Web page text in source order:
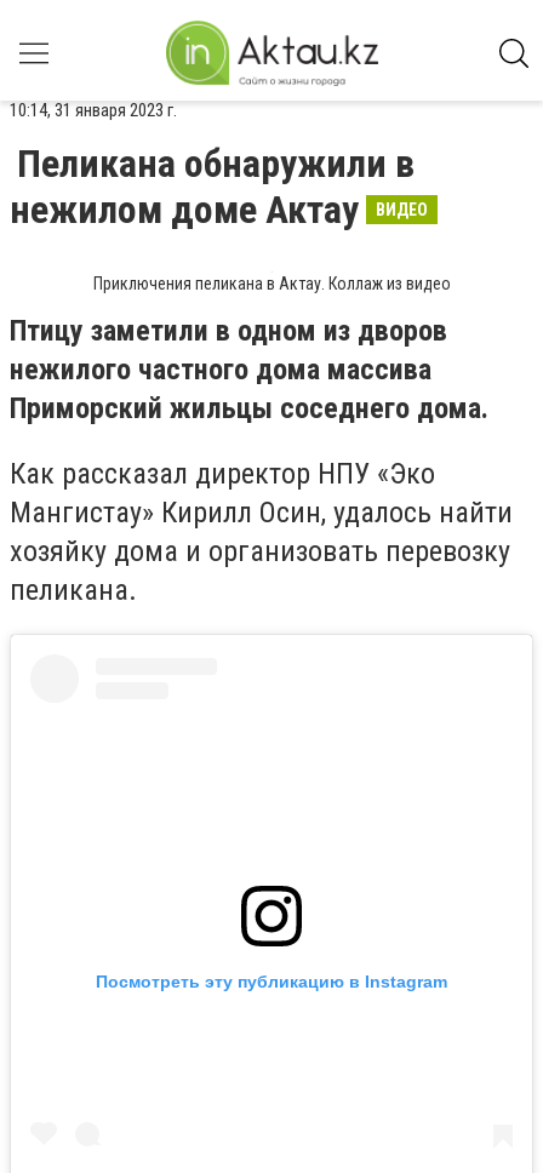
10:14, 31 января 2023 г.
Пеликана обнаружили в
нежилом доме Актау
ВИДЕО
Приключения пеликана в Актау. Коллаж из видео
Птицу заметили в одном из дворов
нежилого частного дома массива
Приморский жильцы соседнего дома.
Как рассказал директор НПУ «Эко
Мангистау» Кирилл Осин, удалось найти
хозяйку дома и организовать перевозку
пеликана.
Посмотреть эту публикацию в Instagram